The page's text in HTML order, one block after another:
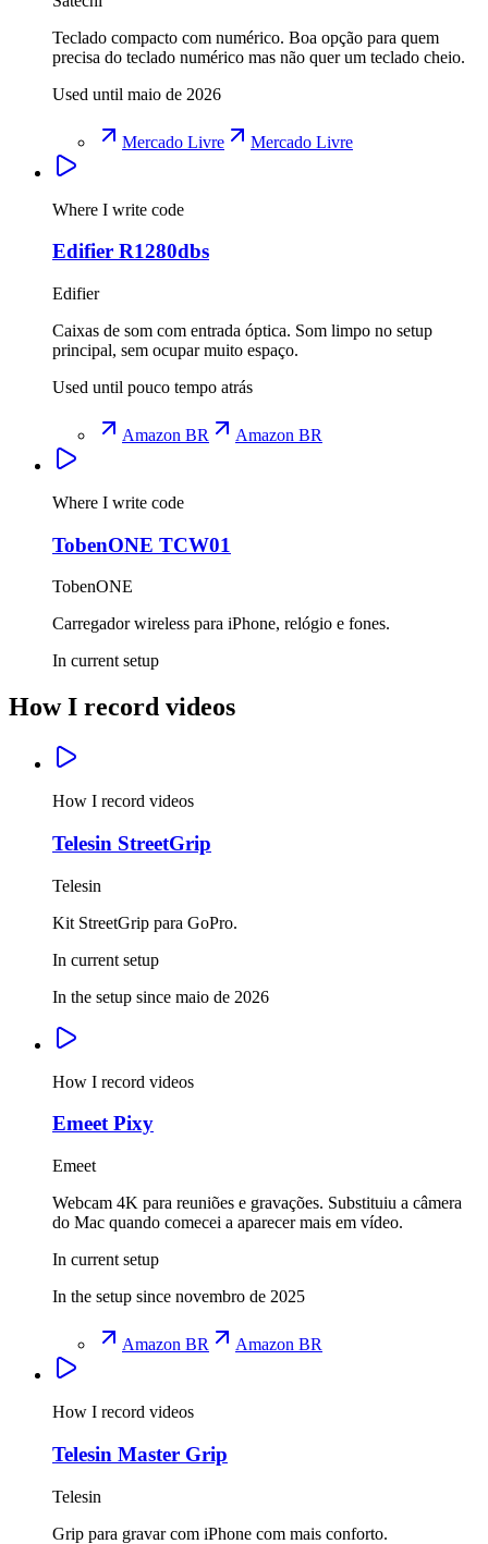
Teclado compacto com numérico. Boa opção para quem
precisa do teclado numérico mas não quer um teclado cheio.
Used until maio de 2026
Mercado Livre Mercado Livre
Where I write code
Edifier R1280dbs
Edifier
Caixas de som com entrada óptica. Som limpo no setup
principal, sem ocupar muito espaço.
Used until pouco tempo atrás
Amazon BR Amazon BR
Where I write code
TobenONE TCW01
TobenONE
Carregador wireless para iPhone, relógio e fones.
In current setup
How I record videos
How I record videos
Telesin StreetGrip
Telesin
Kit StreetGrip para GoPro.
In current setup
In the setup since maio de 2026
How I record videos
Emeet Pixy
Emeet
Webcam 4K para reuniões e gravações. Substituiu a câmera
do Mac quando comecei a aparecer mais em vídeo.
In current setup
In the setup since novembro de 2025
Amazon BR Amazon BR
How I record videos
Telesin Master Grip
Telesin
Grip para gravar com iPhone com mais conforto.